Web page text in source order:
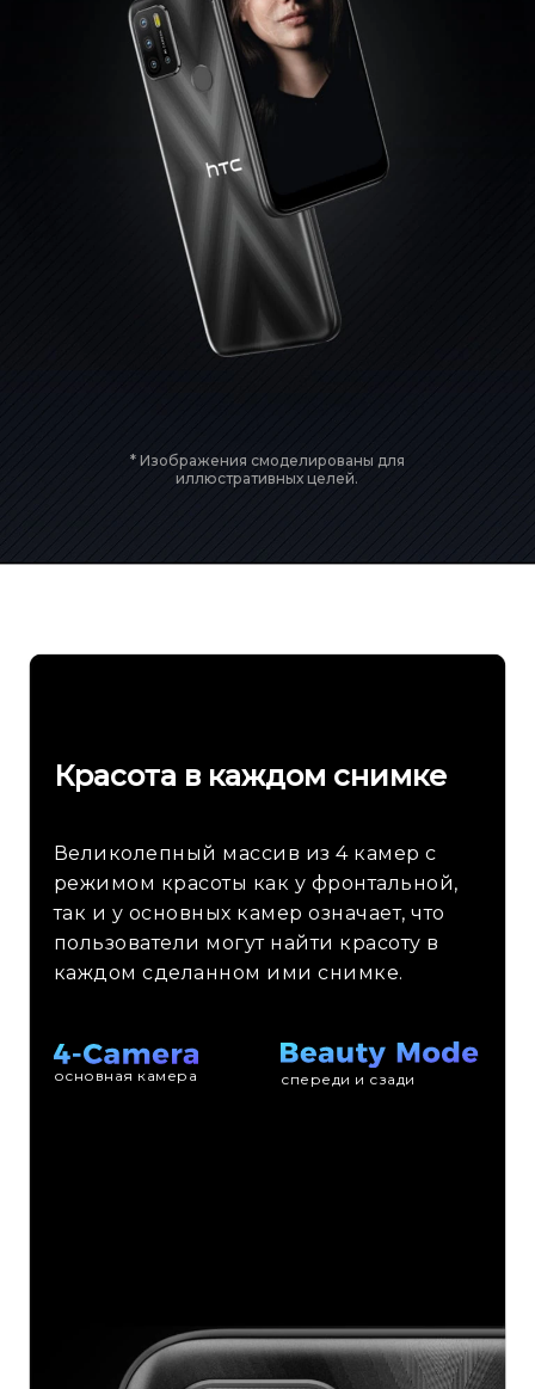
* Изображения смоделированы для
иллюстративных целей.
Красота в каждом снимке
Великолепный массив из 4 камер с
режимом красоты как у фронтальной,
так и у основных камер означает, что
пользователи могут найти красоту в
каждом сделанном ими снимке.
основная камера спереди и сзади